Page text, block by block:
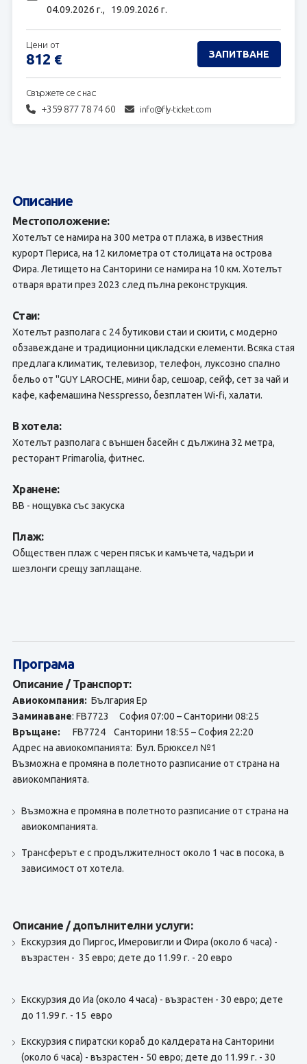
04.09.2026 г., 19.09.2026 г.
Свържете се с нас:
+359 877 78 74 60 info@fly-ticket.com
Цени от
812 € ЗАПИТВАНЕ
Описание
Местоположение:
Хотелът се намира на 300 метра от плажа, в известния
курорт Периса, на 12 километра от столицата на острова
Фира. Летището на Санторини се намира на 10 км. Хотелът
отваря врати през 2023 след пълна реконструкция.
Стаи:
Хотелът разполага с 24 бутикови стаи и сюити, с модерно
обзавеждане и традиционни цикладски елементи. Всяка стая
предлага климатик, телевизор, телефон, луксозно спално
бельо от ''GUY LAROCHE, мини бар, сешоар, сейф, сет за чай и
кафе, кафемашина Nesspresso, безплатен Wi-fi, халати.
В хотела:
Хотелът разполага с външен басейн с дължина 32 метра,
ресторант Primarolia, фитнес.
Хранене:
BB - нощувка със закуска
Плаж:
Обществен плаж с черен пясък и камъчета, чадъри и
шезлонги срещу заплащане.
Програма
Описание / Транспорт:
Авиокомпания: България Ер
Заминаване: FB7723 София 07:00 – Санторини 08:25
Връщане: FB7724 Санторини 18:55 – София 22:20
Адрес на авиокомпанията: Бул. Брюксел №1
Възможна е промяна в полетното разписание от страна на
авиокомпанията.
Възможна е промяна в полетното разписание от страна на
авиокомпанията.
Tрансферът е с продължителност около 1 час в посока, в
зависимост от хотела.
Описание / допълнителни услуги:
Екскурзия до Пиргос, Имеровигли и Фира (около 6 часа) -
възрастен - 35 евро; дете до 11.99 г. - 20 евро
Eкскурзия до Иа (около 4 часа) - възрастен - 30 евро; дете
до 11.99 г. - 15 евро
Екскурзия с пиратски кораб до калдерата на Санторини
(около 6 часа) - възрастен - 50 евро; дете до 11.99 г. - 30